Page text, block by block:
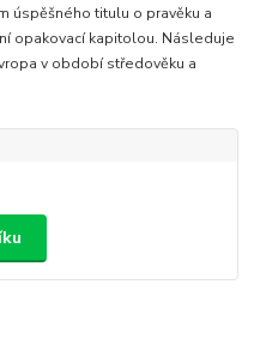
úspěšného titulu o pravěku a
opakovací kapitolou. Následuje
v období středověku a